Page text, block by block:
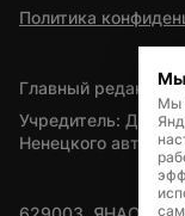
Политика
Главный
Учредитель:
Ненецкого
Мы
Мы